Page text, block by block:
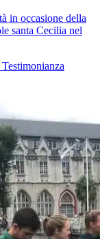
in occasione della
santa Cecilia nel
Testimonianza